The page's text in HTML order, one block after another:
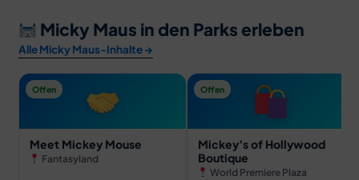
Micky Maus in den Parks erleben
Alle Micky Maus-Inhalte →
Offen
Meet Mickey Mouse
Fantasyland
Offen
Mickey’s of Hollywood
Boutique
World Premiere Plaza